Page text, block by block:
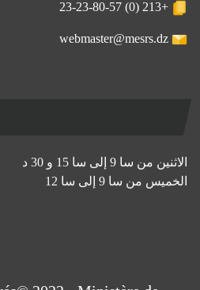
+213 (0) 23-23-80-57
webmaster@mesrs.dz
الاثنين من سا 9 إلى سا 15 و 30 د
الخميس من سا 9 إلى سا 12